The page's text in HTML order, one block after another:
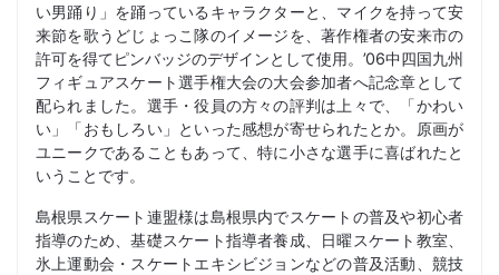
い男踊り」を踊っているキャラクターと、マイクを持って安
来節を歌うどじょっこ隊のイメージを、著作権者の安来市の
許可を得てピンバッジのデザインとして使用。’06中四国九州
フィギュアスケート選手権大会の大会参加者へ記念章として
配られました。選手・役員の方々の評判は上々で、「かわい
い」「おもしろい」といった感想が寄せられたとか。原画が
ユニークであることもあって、特に小さな選手に喜ばれたと
いうことです。
島根県スケート連盟様は島根県内でスケートの普及や初心者
指導のため、基礎スケート指導者養成、日曜スケート教室、
氷上運動会・スケートエキシビジョンなどの普及活動、競技